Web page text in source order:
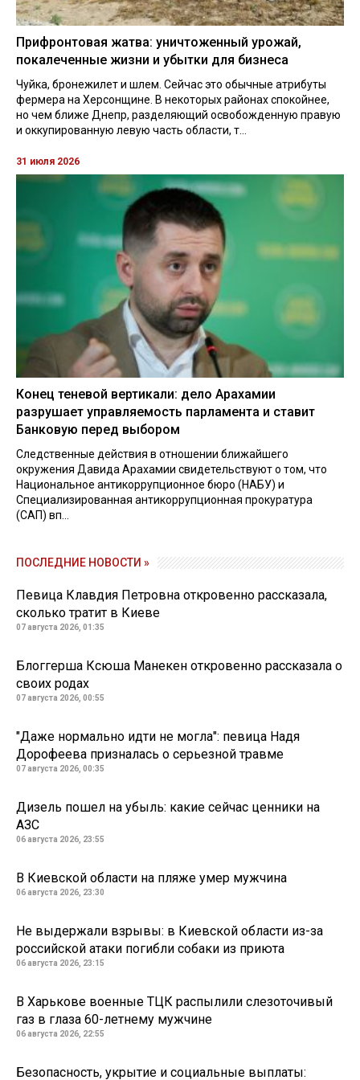
Прифронтовая жатва: уничтоженный урожай,
покалеченные жизни и убытки для бизнеса
Чуйка, бронежилет и шлем. Сейчас это обычные атрибуты
фермера на Херсонщине. В некоторых районах спокойнее,
но чем ближе Днепр, разделяющий освобожденную правую
и оккупированную левую часть области, т...
31 июля 2026
Конец теневой вертикали: дело Арахамии
разрушает управляемость парламента и ставит
Банковую перед выбором
Следственные действия в отношении ближайшего
окружения Давида Арахамии свидетельствуют о том, что
Национальное антикоррупционное бюро (НАБУ) и
Специализированная антикоррупционная прокуратура
(САП) вп...
ПОСЛЕДНИЕ НОВОСТИ »
Певица Клавдия Петровна откровенно рассказала,
сколько тратит в Киеве
07 августа 2026, 01:35
Блоггерша Ксюша Манекен откровенно рассказала о
своих родах
07 августа 2026, 00:55
"Даже нормально идти не могла": певица Надя
Дорофеева призналась о серьезной травме
07 августа 2026, 00:35
Дизель пошел на убыль: какие сейчас ценники на
АЗС
06 августа 2026, 23:55
В Киевской области на пляже умер мужчина
06 августа 2026, 23:30
Не выдержали взрывы: в Киевской области из-за
российской атаки погибли собаки из приюта
06 августа 2026, 23:15
В Харькове военные ТЦК распылили слезоточивый
газ в глаза 60-летнему мужчине
06 августа 2026, 22:55
Безопасность, укрытие и социальные выплаты: